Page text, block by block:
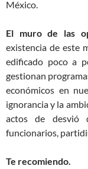
México.
El muro de las
existencia de este
edificado poco a
gestionan
económicos en
ignorancia y la
actos de desvió
funcionarios,
Te recomiendo.